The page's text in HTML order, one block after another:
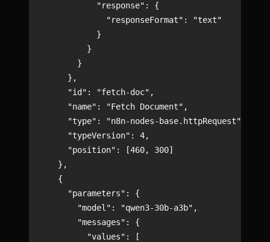
            "response": {
              "responseFormat": "text"
            }
          }
        }
      },
      "id": "fetch-doc",
      "name": "Fetch Document",
      "type": "n8n-nodes-base.httpRequest",
      "typeVersion": 4,
      "position": [460, 300]
    },
    {
      "parameters": {
        "model": "qwen3-30b-a3b",
        "messages": {
          "values": [